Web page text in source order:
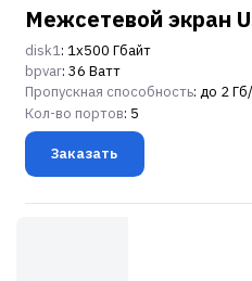
Межсетевой экран
disk1: 1х500 Гбайт
bpvar: 36 Ватт
Пропускная способность: до 2
Кол-во портов: 5
Заказать